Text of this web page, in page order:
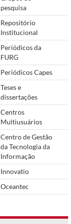
pesquisa
Repositório
Institucional
Periódicos da
FURG
Periódicos Capes
Teses e
dissertações
Centros
Multiusuários
Centro de Gestão
da Tecnologia da
Informação
Innovatio
Oceantec